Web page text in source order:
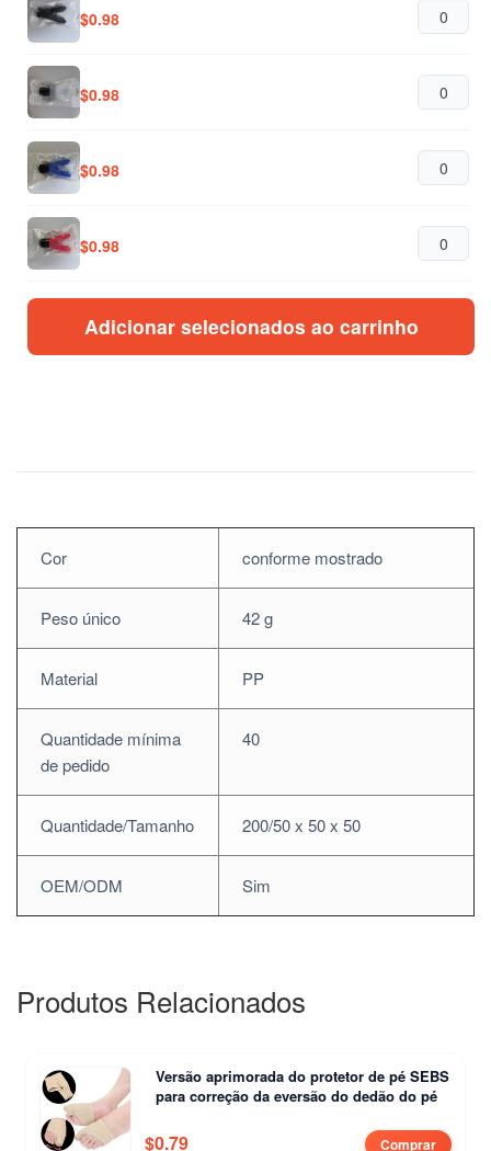
$0.98
$0.98
$0.98
$0.98
Adicionar selecionados ao carrinho
Cor conforme mostrado
Peso único 42 g
Material PP
Quantidade mínima
de pedido
40
Quantidade/Tamanho 200/50 x 50 x 50
OEM/ODM Sim
Produtos Relacionados
Versão aprimorada do protetor de pé SEBS
para correção da eversão do dedão do pé
$0.79 Comprar